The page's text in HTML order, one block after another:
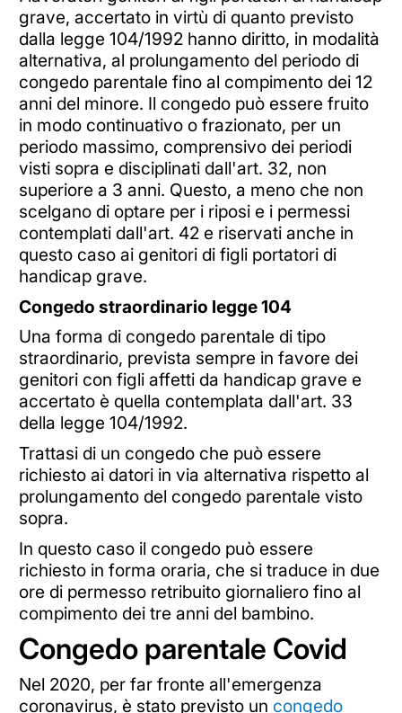
grave, accertato in virtù di quanto previsto
dalla legge 104/1992 hanno diritto, in modalità
alternativa, al prolungamento del periodo di
congedo parentale fino al compimento dei 12
anni del minore. Il congedo può essere fruito
in modo continuativo o frazionato, per un
periodo massimo, comprensivo dei periodi
visti sopra e disciplinati dall'art. 32, non
superiore a 3 anni. Questo, a meno che non
scelgano di optare per i riposi e i permessi
contemplati dall'art. 42 e riservati anche in
questo caso ai genitori di figli portatori di
handicap grave.
Congedo straordinario legge 104
Una forma di congedo parentale di tipo
straordinario, prevista sempre in favore dei
genitori con figli affetti da handicap grave e
accertato è quella contemplata dall'art. 33
della legge 104/1992.
Trattasi di un congedo che può essere
richiesto ai datori in via alternativa rispetto al
prolungamento del congedo parentale visto
sopra.
In questo caso il congedo può essere
richiesto in forma oraria, che si traduce in due
ore di permesso retribuito giornaliero fino al
compimento dei tre anni del bambino.
Congedo parentale Covid
Nel 2020, per far fronte all'emergenza
coronavirus, è stato previsto un congedo